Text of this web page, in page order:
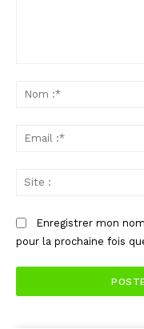
Enregistrer mon
pour la prochaine fois